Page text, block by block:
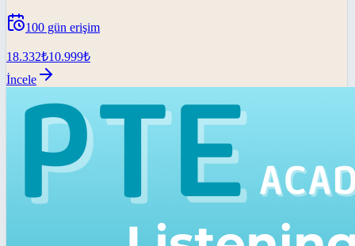
100 gün erişim
18.332₺10.999₺
İncele